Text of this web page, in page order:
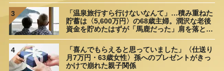
3
「温泉旅行すら行けないなんて」…積み重ねた
貯蓄は〈5,600万円〉の68歳主婦。潤沢な老後
資金を貯めたはずが「馬鹿だった」肩を落とす
4
「喜んでもらえると思っていました」〈仕送り
月7万円・63歳女性〉孫へのプレゼントがきっ
かけで崩れた親子関係